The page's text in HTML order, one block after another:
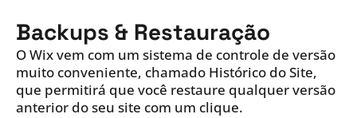
Backups & Restauração
O Wix vem com um sistema de controle de versão
muito conveniente, chamado Histórico do Site,
que permitirá que você restaure qualquer versão
anterior do seu site com um clique.